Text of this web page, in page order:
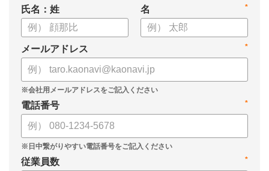
氏名：姓 *
名
*
メールアドレス
*
電話番号
*
従業員数